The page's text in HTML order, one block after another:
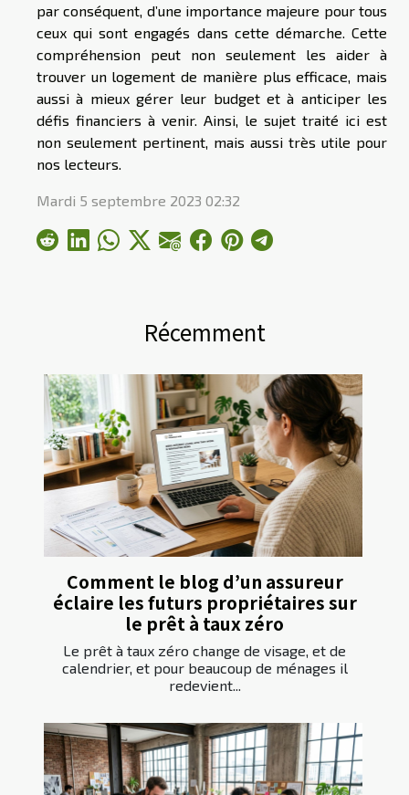
Récemment
Comment le blog d’un assureur
éclaire les futurs propriétaires sur
le prêt à taux zéro
Le prêt à taux zéro change de visage, et de
calendrier, et pour beaucoup de ménages il
redevient...
par conséquent, d’une importance majeure pour tous
ceux qui sont engagés dans cette démarche. Cette
compréhension peut non seulement les aider à
trouver un logement de manière plus efficace, mais
aussi à mieux gérer leur budget et à anticiper les
défis financiers à venir. Ainsi, le sujet traité ici est
non seulement pertinent, mais aussi très utile pour
nos lecteurs.
Mardi 5 septembre 2023 02:32